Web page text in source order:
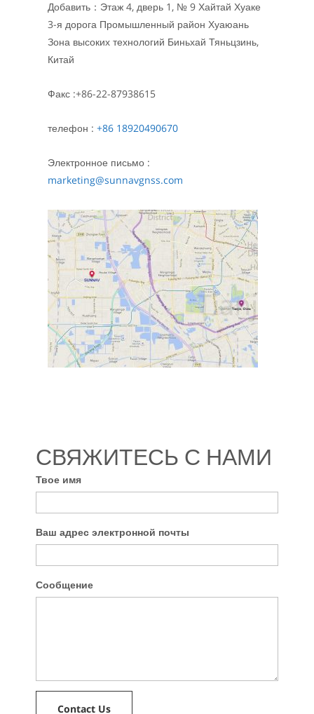
Добавить：Этаж 4, дверь 1, № 9 Хайтай Хуаке
3-я дорога Промышленный район Хуаюань
Зона высоких технологий Биньхай Тяньцзинь,
Китай
Факс :+86-22-87938615
телефон :+86 18920490670
Электронное письмо :
marketing@sunnavgnss.com
СВЯЖИТЕСЬ С НАМИ
Твое имя
Ваш адрес электронной почты
Сообщение